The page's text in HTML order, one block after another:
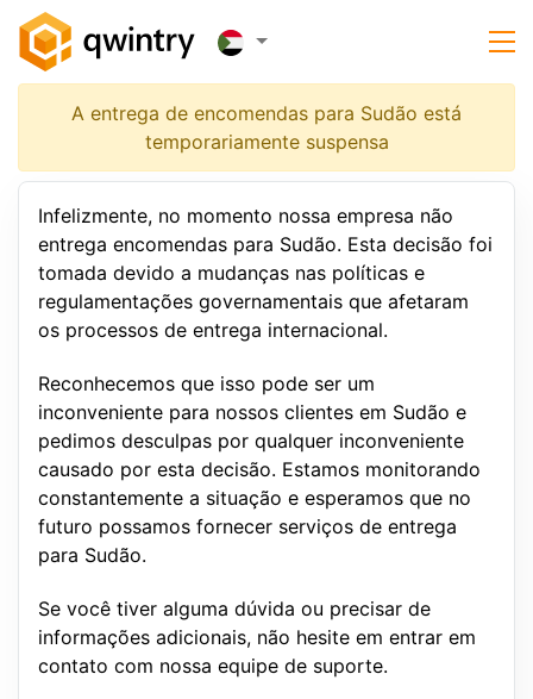
A entrega de encomendas para Sudão está
temporariamente suspensa
Infelizmente, no momento nossa empresa não
entrega encomendas para Sudão. Esta decisão foi
tomada devido a mudanças nas políticas e
regulamentações governamentais que afetaram
os processos de entrega internacional.
Reconhecemos que isso pode ser um
inconveniente para nossos clientes em Sudão e
pedimos desculpas por qualquer inconveniente
causado por esta decisão. Estamos monitorando
constantemente a situação e esperamos que no
futuro possamos fornecer serviços de entrega
para Sudão.
Se você tiver alguma dúvida ou precisar de
informações adicionais, não hesite em entrar em
contato com nossa equipe de suporte.